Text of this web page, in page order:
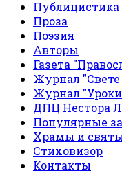
Публицистика
Проза
Поэзия
Авторы
Газета
Журнал
Журнал
ДПЦ Нестора
Популярные
Храмы и
Стиховизор
Контакты